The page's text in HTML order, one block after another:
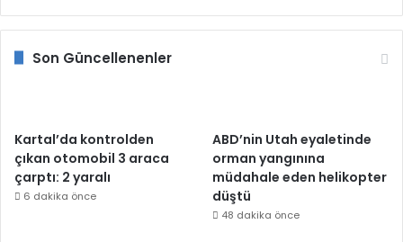
Son Güncellenenler
Kartal’da kontrolden
çıkan otomobil 3 araca
çarptı: 2 yaralı
6 dakika önce
ABD’nin Utah eyaletinde
orman yangınına
müdahale eden helikopter
düştü
48 dakika önce